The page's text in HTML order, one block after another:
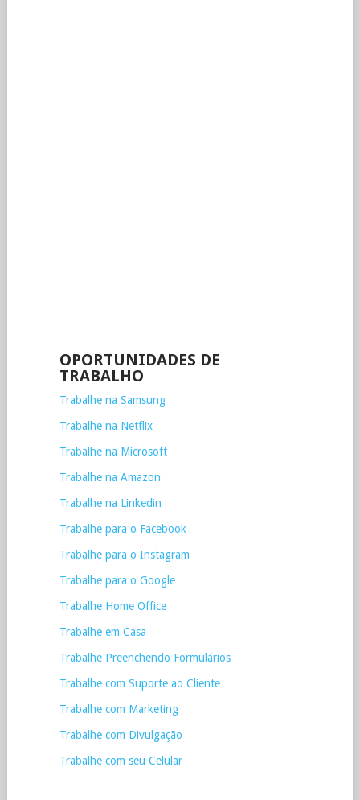
OPORTUNIDADES DE
TRABALHO
Trabalhe na Samsung
Trabalhe na Netflix
Trabalhe na Microsoft
Trabalhe na Amazon
Trabalhe na Linkedin
Trabalhe para o Facebook
Trabalhe para o Instagram
Trabalhe para o Google
Trabalhe Home Office
Trabalhe em Casa
Trabalhe Preenchendo Formulários
Trabalhe com Suporte ao Cliente
Trabalhe com Marketing
Trabalhe com Divulgação
Trabalhe com seu Celular